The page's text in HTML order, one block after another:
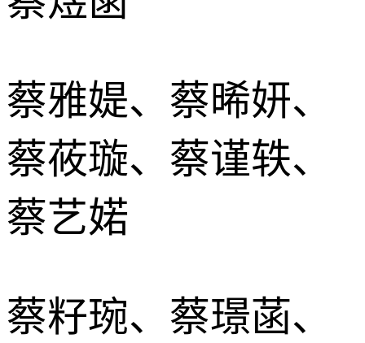
蔡雅媞、蔡晞妍、
蔡莜璇、蔡谨轶、
蔡艺婼
蔡籽琬、蔡璟菡、